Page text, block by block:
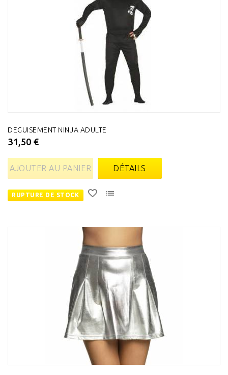
DEGUISEMENT NINJA ADULTE
31,50 €
AJOUTER AU PANIER DÉTAILS
RUPTURE DE STOCK